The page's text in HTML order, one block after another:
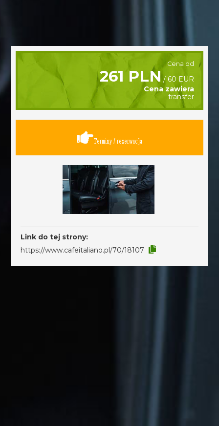
Cena od
261 PLN / 60 EUR
Cena zawiera
transfer
Terminy / rezerwacja
Link do tej strony:
https://www.cafeitaliano.pl/70/18107